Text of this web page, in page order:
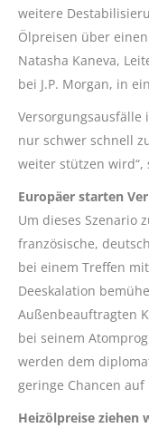
weitere
Ölpreisen über
Natasha Kaneva,
bei J.P. Morgan, in
Versorgungsausfälle
nur schwer schnell
weiter stützen wird“,
Europäer starten
Um dieses Szenario
französische,
bei einem Treffen
Deeskalation
Außenbeauftragten
bei seinem
werden dem
geringe Chancen
Heizölpreise ziehen